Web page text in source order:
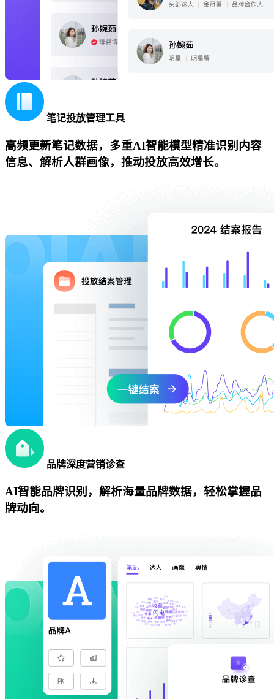
笔记投放管理工具
高频更新笔记数据，多重AI智能模型精准识别内容
信息、解析人群画像，推动投放高效增长。
品牌深度营销诊查
AI智能品牌识别，解析海量品牌数据，轻松掌握品
牌动向。